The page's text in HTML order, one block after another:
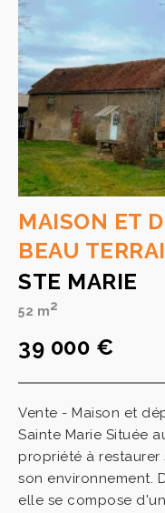
MAISON ET
BEAU
STE MARIE
52 m2
39 000 €
Vente - Maison et
Sainte Marie Située
propriété à
son environnement.
elle se compose